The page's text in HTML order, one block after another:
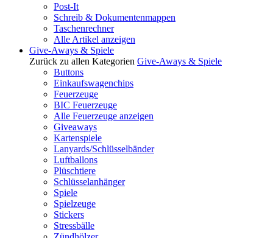
Post-It
Schreib & Dokumentenmappen
Taschenrechner
Alle Artikel anzeigen
Give-Aways & Spiele
Zurück zu allen Kategorien Give-Aways & Spiele
Buttons
Einkaufswagenchips
Feuerzeuge
BIC Feuerzeuge
Alle Feuerzeuge anzeigen
Giveaways
Kartenspiele
Lanyards/Schlüsselbänder
Luftballons
Plüschtiere
Schlüsselanhänger
Spiele
Spielzeuge
Stickers
Stressbälle